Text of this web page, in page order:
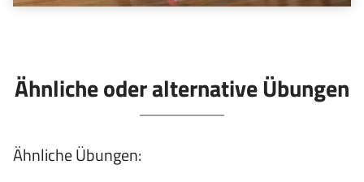
Ähnliche oder alternative Übungen
Ähnliche Übungen: